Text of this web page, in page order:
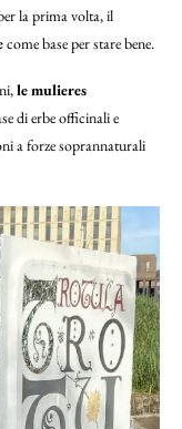
la prima volta, il
come base per stare bene.
le mulieres
di erbe officinali e
a forze soprannaturali